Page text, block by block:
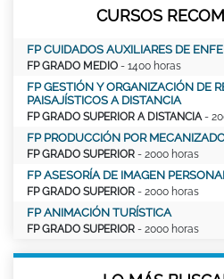
CURSOS
FP CUIDADOS AUXILIARES DE
FP GRADO MEDIO - 1400 horas
FP GESTIÓN Y ORGANIZACIÓN DE
PAISAJÍSTICOS A DISTANCIA
FP GRADO SUPERIOR A DISTANCIA -
FP PRODUCCIÓN POR
FP GRADO SUPERIOR - 2000 horas
FP ASESORÍA DE IMAGEN
FP GRADO SUPERIOR - 2000 horas
FP ANIMACIÓN TURÍSTICA
FP GRADO SUPERIOR - 2000 horas